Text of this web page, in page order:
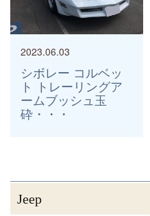
シボレー コルベッ
ト トレーリングア
ームブッシュ玉
砕・・・
2023.06.03
Jeep